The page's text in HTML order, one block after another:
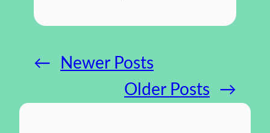
←
Newer Posts
Older Posts
→